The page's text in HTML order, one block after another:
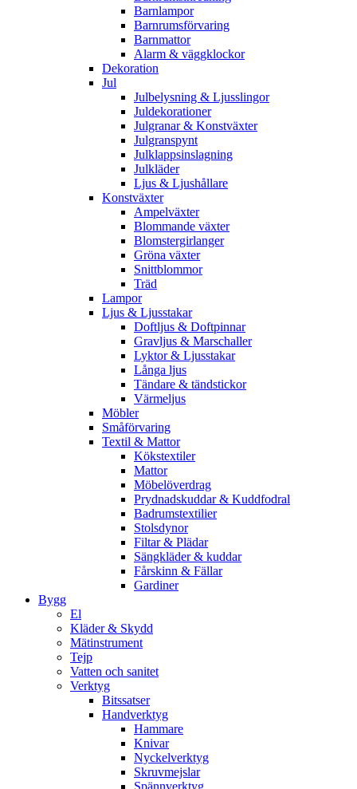
Barnlampor
Barnrumsförvaring
Barnmattor
Alarm & väggklockor
Dekoration
Jul
Julbelysning & Ljusslingor
Juldekorationer
Julgranar & Konstväxter
Julgranspynt
Julklappsinslagning
Julkläder
Ljus & Ljushållare
Konstväxter
Ampelväxter
Blommande växter
Blomstergirlanger
Gröna växter
Snittblommor
Träd
Lampor
Ljus & Ljusstakar
Doftljus & Doftpinnar
Gravljus & Marschaller
Lyktor & Ljusstakar
Långa ljus
Tändare & tändstickor
Värmeljus
Möbler
Småförvaring
Textil & Mattor
Kökstextiler
Mattor
Möbelöverdrag
Prydnadskuddar & Kuddfodral
Badrumstextilier
Stolsdynor
Filtar & Plädar
Sängkläder & kuddar
Fårskinn & Fällar
Gardiner
Bygg
El
Kläder & Skydd
Mätinstrument
Tejp
Vatten och sanitet
Verktyg
Bitssatser
Handverktyg
Hammare
Knivar
Nyckelverktyg
Skruvmejslar
Spännverktyg